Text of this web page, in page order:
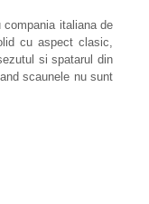
italiana de
cu aspect clasic,
si spatarul din
scaunele nu sunt